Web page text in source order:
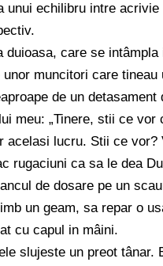
unui echilibru intre
care se
muncitori care
de un
meu: „Tinere, stii ce
lucru. Stii ce vor?
rugaciuni ca sa le dea
de dosare pe un
un geam, sa repar o
cu capul in mâini.
slujeste un preot tânar.